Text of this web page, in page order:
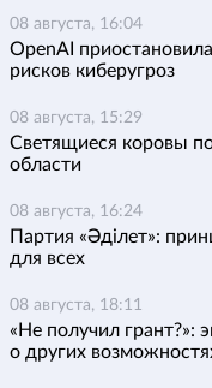
08 августа, 16:04
OpenAI
рисков киберугроз
08 августа, 15:29
Светящиеся коровы
области
08 августа, 16:24
Партия «Әділет»:
для всех
08 августа, 18:11
«Не получил грант?»:
о других